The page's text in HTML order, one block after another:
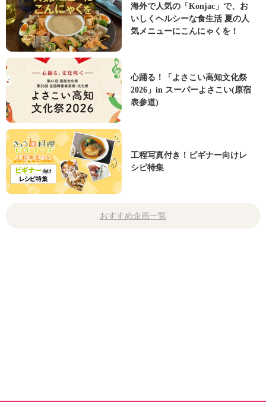
海外で人気の「Konjac」で、お
いしくヘルシーな食生活 夏の人
気メニューにこんにゃくを！
心踊る！「よさこい高知文化祭
2026」in スーパーよさこい(原宿
表参道)
工程写真付き！ビギナー向けレ
シピ特集
おすすめ企画一覧